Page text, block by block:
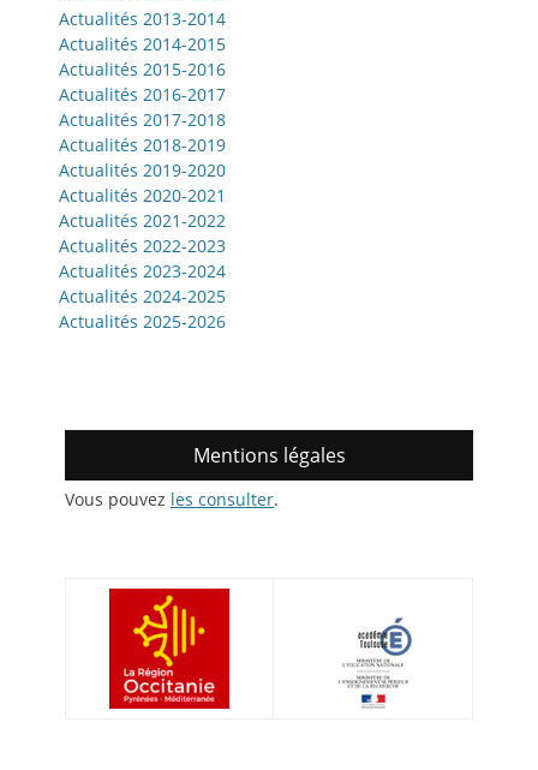
Actualités 2013-2014
Actualités 2014-2015
Actualités 2015-2016
Actualités 2016-2017
Actualités 2017-2018
Actualités 2018-2019
Actualités 2019-2020
Actualités 2020-2021
Actualités 2021-2022
Actualités 2022-2023
Actualités 2023-2024
Actualités 2024-2025
Actualités 2025-2026
Mentions légales
Vous pouvez les consulter.